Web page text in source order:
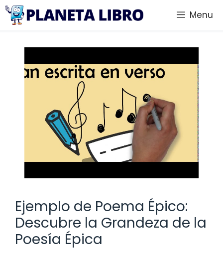
Saltar
Menu
Ejemplo de Poema Épico:
Descubre la Grandeza de la
Poesía Épica